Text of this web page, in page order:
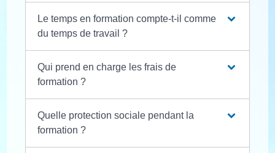
Le temps en formation compte-t-il comme
du temps de travail ?
Qui prend en charge les frais de
formation ?
Quelle protection sociale pendant la
formation ?